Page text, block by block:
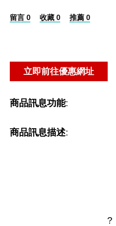
留言 0 收藏 0 推薦 0
商品訊息功能:
商品訊息描述:
?